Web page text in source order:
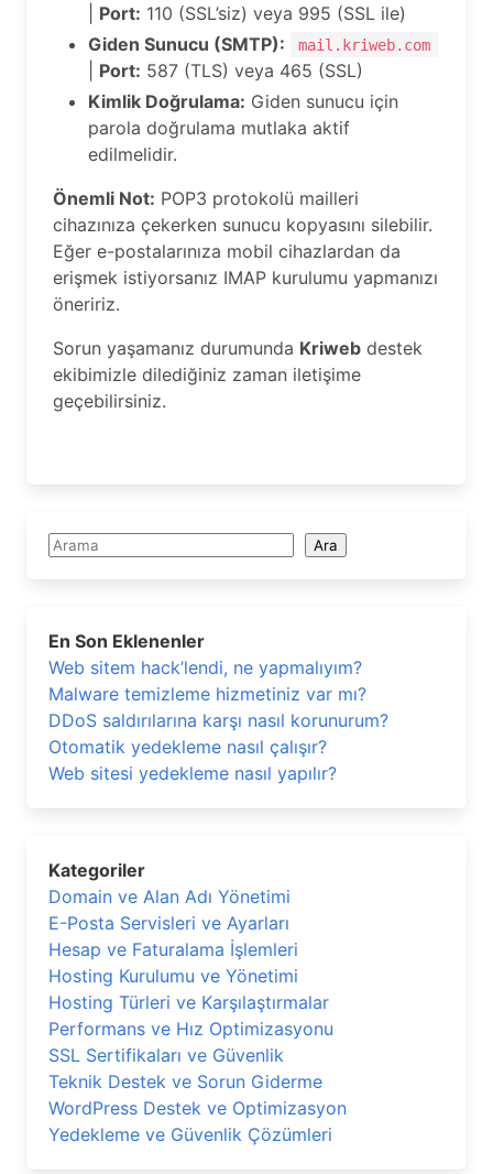
Port: 110 (SSL’siz) veya 995 (SSL ile)
Giden Sunucu (SMTP):
mail.kriweb.com
Port: 587 (TLS) veya 465 (SSL)
Kimlik Doğrulama: Giden sunucu için
parola doğrulama mutlaka aktif
edilmelidir.
Önemli Not: POP3 protokolü mailleri
cihazınıza çekerken sunucu kopyasını silebilir.
Eğer e-postalarınıza mobil cihazlardan da
erişmek istiyorsanız IMAP kurulumu yapmanızı
öneririz.
Sorun yaşamanız durumunda Kriweb destek
ekibimizle dilediğiniz zaman iletişime
geçebilirsiniz.
Ara Ara
En Son Eklenenler
Web sitem hack’lendi, ne yapmalıyım?
Malware temizleme hizmetiniz var mı?
DDoS saldırılarına karşı nasıl korunurum?
Otomatik yedekleme nasıl çalışır?
Web sitesi yedekleme nasıl yapılır?
Kategoriler
Domain ve Alan Adı Yönetimi
E-Posta Servisleri ve Ayarları
Hesap ve Faturalama İşlemleri
Hosting Kurulumu ve Yönetimi
Hosting Türleri ve Karşılaştırmalar
Performans ve Hız Optimizasyonu
SSL Sertifikaları ve Güvenlik
Teknik Destek ve Sorun Giderme
WordPress Destek ve Optimizasyon
Yedekleme ve Güvenlik Çözümleri